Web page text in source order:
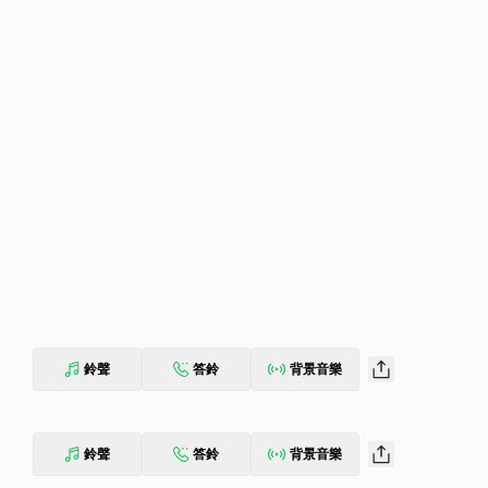
鈴聲 答鈴 背景音樂
鈴聲 答鈴 背景音樂